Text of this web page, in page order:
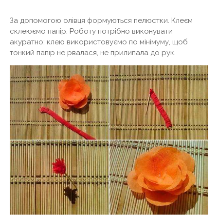
За допомогою олівця формуються пелюстки. Клеєм
склеюємо папір. Роботу потрібно виконувати
акуратно: клею використовуємо по мінімуму, щоб
тонкий папір не рвалася, не прилипала до рук.